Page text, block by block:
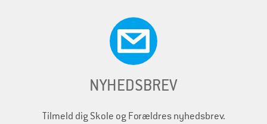
NYHEDSBREV
Tilmeld dig Skole og Forældres nyhedsbrev.